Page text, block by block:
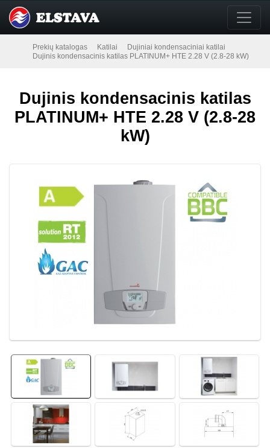
Prekių katalogas Katilai
Dujiniai kondensaciniai katilai
Dujinis kondensacinis katilas PLATINUM+ HTE 2.28 V (2.8-28 kW)
Dujinis kondensacinis katilas
PLATINUM+ HTE 2.28 V (2.8-28
kW)